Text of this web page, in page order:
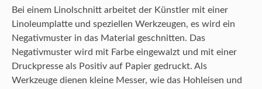
Bei einem Linolschnitt arbeitet der Künstler mit einer
Linoleumplatte und speziellen Werkzeugen, es wird ein
Negativmuster in das Material geschnitten. Das
Negativmuster wird mit Farbe eingewalzt und mit einer
Druckpresse als Positiv auf Papier gedruckt. Als
Werkzeuge dienen kleine Messer, wie das Hohleisen und